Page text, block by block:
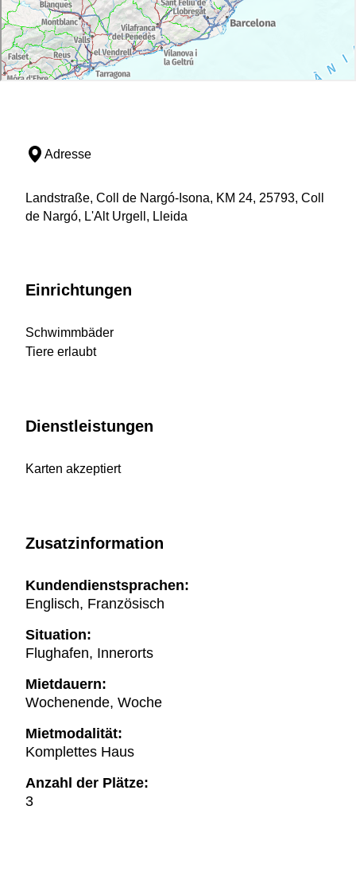
Adresse
Landstraße, Coll de Nargó-Isona, KM 24, 25793, Coll
de Nargó, L'Alt Urgell, Lleida
Einrichtungen
Schwimmbäder
Tiere erlaubt
Dienstleistungen
Karten akzeptiert
Zusatzinformation
Kundendienstsprachen:
Englisch, Französisch
Situation:
Flughafen, Innerorts
Mietdauern:
Wochenende, Woche
Mietmodalität:
Komplettes Haus
Anzahl der Plätze:
3